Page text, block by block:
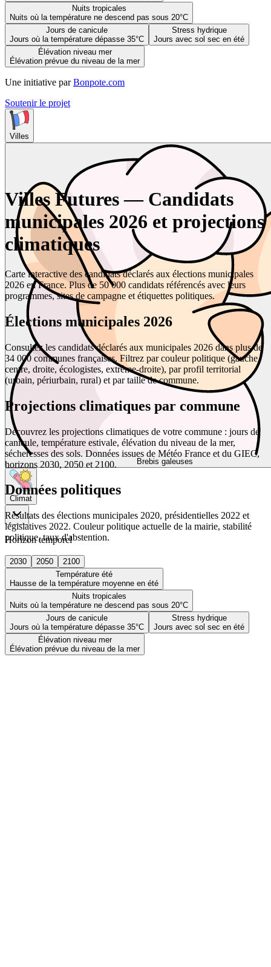
Nuits tropicales
Nuits où la température ne descend pas sous 20°C
Jours de canicule
Jours où la température dépasse 35°C
Stress hydrique
Jours avec sol sec en été
Élévation niveau mer
Élévation prévue du niveau de la mer
Une initiative par Bonpote.com
Soutenir le projet
Villes
Brebis galeuses
Climat
Horizon temporel
2030 2050
2100
Température été
Hausse de la température moyenne en été
Nuits tropicales
Nuits où la température ne descend pas sous 20°C
Jours de canicule
Jours où la température dépasse 35°C
Stress hydrique
Jours avec sol sec en été
Élévation niveau mer
Élévation prévue du niveau de la mer
Villes Futures — Candidats
municipales 2026 et projections
climatiques
Carte interactive des candidats déclarés aux élections municipales
2026 en France. Plus de 50 000 candidats référencés avec leurs
programmes, sites de campagne et étiquettes politiques.
Élections municipales 2026
Consultez les candidats déclarés aux municipales 2026 dans plus de
34 000 communes françaises. Filtrez par couleur politique (gauche,
centre, droite, écologistes, extrême-droite), par profil territorial
(urbain, périurbain, rural) et par taille de commune.
Projections climatiques par commune
Découvrez les projections climatiques de votre commune : jours de
canicule, température estivale, élévation du niveau de la mer,
sécheresses des sols. Données issues de Météo France et du GIEC,
horizons 2030, 2050 et 2100.
Données politiques
Résultats des élections municipales 2020, présidentielles 2022 et
législatives 2022. Couleur politique actuelle de la mairie, stabilité
politique, taux d'abstention.